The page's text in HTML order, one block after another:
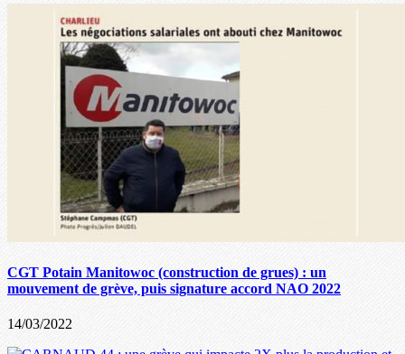
CGT Potain Manitowoc (construction de grues) : un
mouvement de grève, puis signature accord NAO 2022
14/03/2022